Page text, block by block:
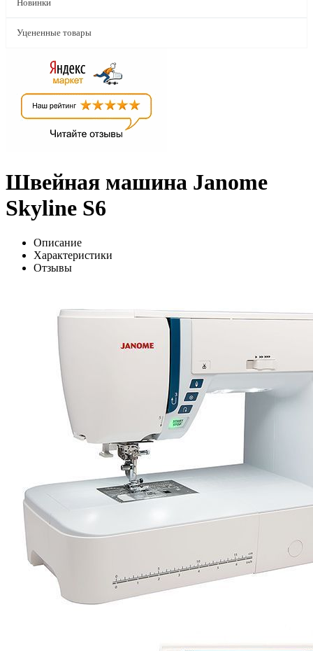
Новинки
Уцененные товары
Швейная машина Janome
Skyline S6
Описание
Характеристики
Отзывы